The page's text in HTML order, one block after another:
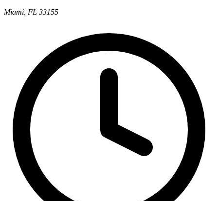
Miami, FL 33155